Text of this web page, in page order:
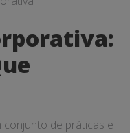
conjunto de práticas e